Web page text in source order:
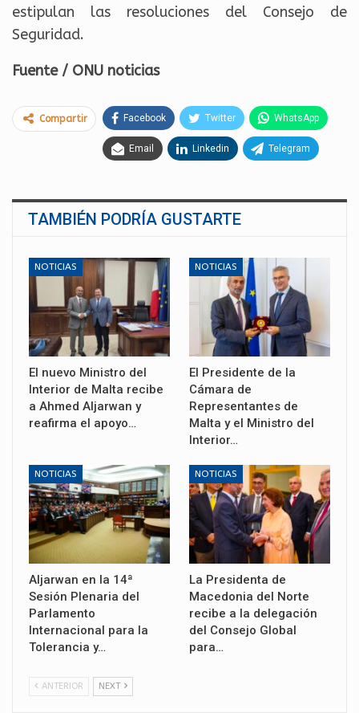
estipulan las resoluciones del Consejo de
Seguridad.
Fuente / ONU noticias
Compartir Facebook Twitter WhatsApp
Email Linkedin Telegram
TAMBIÉN PODRÍA GUSTARTE
NOTICIAS
El nuevo Ministro del
Interior de Malta recibe
a Ahmed Aljarwan y
reafirma el apoyo…
NOTICIAS
El Presidente de la
Cámara de
Representantes de
Malta y el Ministro del
Interior…
NOTICIAS
Aljarwan en la 14ª
Sesión Plenaria del
Parlamento
Internacional para la
Tolerancia y…
NOTICIAS
La Presidenta de
Macedonia del Norte
recibe a la delegación
del Consejo Global
para…
ANTERIOR NEXT